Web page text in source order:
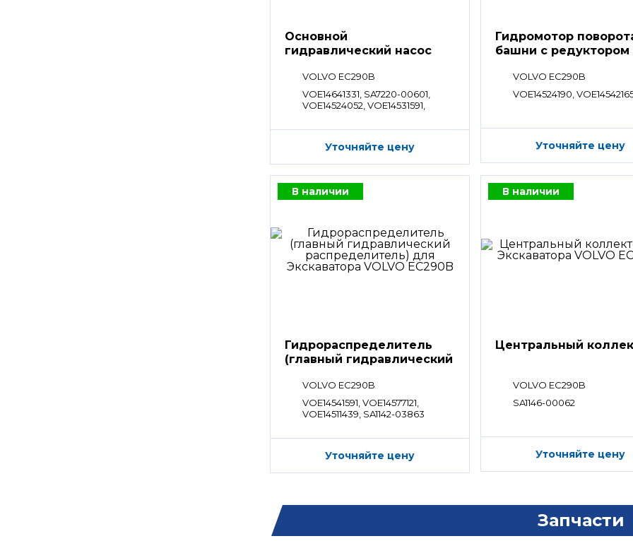
Основной
гидравлический насос
VOLVO EC290B
VOE14641331, SA7220-00601,
VOE14524052, VOE14531591,
VOE14627291, SA1042-04752,
Уточняйте цену
Гидромотор
башни с редуктором
VOLVO EC290B
VOE14524190,
Уточняйте цену
В наличии
Гидрораспределитель
(главный гидравлический
VOLVO EC290B
VOE14541591, VOE14577121,
VOE14511439, SA1142-03863
Уточняйте цену
В наличии
Центральный
VOLVO EC290B
SA1146-00062
Уточняйте цену
Запчасти